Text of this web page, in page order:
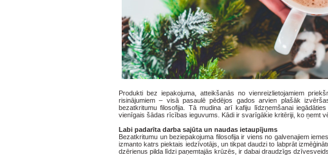
Produkti bez iepakojuma, atteikšanās no vienreizlietojamiem
risinājumiem – visā pasaulē pēdējos gados arvien plašāk
bezatkritumu filosofija. Tā mudina arī kafiju līdzņemšanai
vienīgais šādas rīcības ieguvums. Kādi ir svarīgākie kritēriji, ko ņemt
Labi padarīta darba sajūta un naudas ietaupījums
Bezatkritumu un beziepakojuma filosofija ir viens no galvenajiem
izmanto katrs piektais iedzīvotājs, un tikpat daudzi to labprāt
dzērienus pilda līdzi paņemtajās krūzēs, ir dabai draudzīgs